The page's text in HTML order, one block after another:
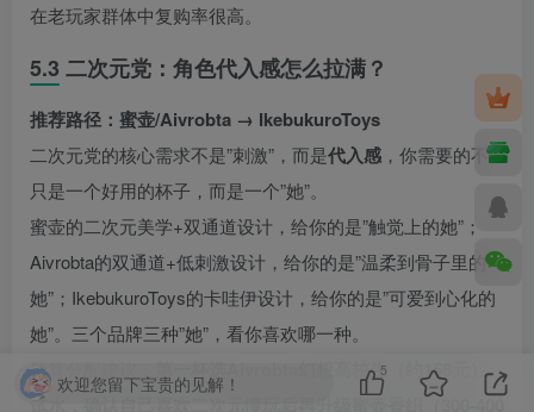
在老玩家群体中复购率很高。
5.3 二次元党：角色代入感怎么拉满？
推荐路径：蜜壶/Aivrobta → IkebukuroToys
二次元党的核心需求不是”刺激”，而是代入感 ，你需要的不
只是一个好用的杯子，而是一个”她”。
蜜壶的二次元美学+双通道设计，给你的是”触觉上的她”；
Aivrobta的双通道+低刺激设计，给你的是”温柔到骨子里的
她”；IkebukuroToys的卡哇伊设计，给你的是”可爱到心化的
她”。三个品牌三种”她”，看你喜欢哪一种。
预算分配建议：
第一杯选Aivrobta幻想高校生（约158元）
试水，确认自己喜欢二次元慢玩后再升级蜜壶香织（300-400
欢迎您留下宝贵的见解！
5